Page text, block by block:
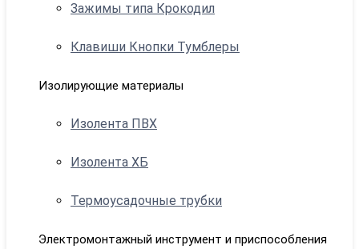
Зажимы типа Крокодил
Клавиши Кнопки Тумблеры
Изолирующие материалы
Изолента ПВХ
Изолента ХБ
Термоусадочные трубки
Электромонтажный инструмент и приспособления